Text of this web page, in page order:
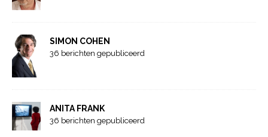
SIMON COHEN
36 berichten gepubliceerd
ANITA FRANK
36 berichten gepubliceerd